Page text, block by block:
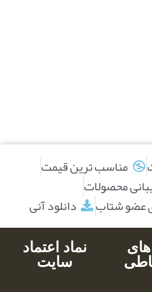
مناسب ترین قیمت
محصولات
عضو شتاب
دانلود آنی
نماد اعتماد
سایت